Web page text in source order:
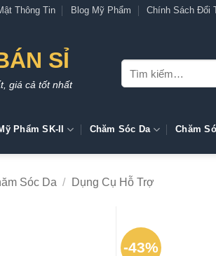
Thông Tin Blog Mỹ Phẩm Chính Sách Đổi
SỈ
giá cả tốt nhất
Tìm
kiếm:
Phẩm SK-II Chăm Sóc Da Chăm
Sóc Da / Dụng Cụ Hỗ Trợ
-43%